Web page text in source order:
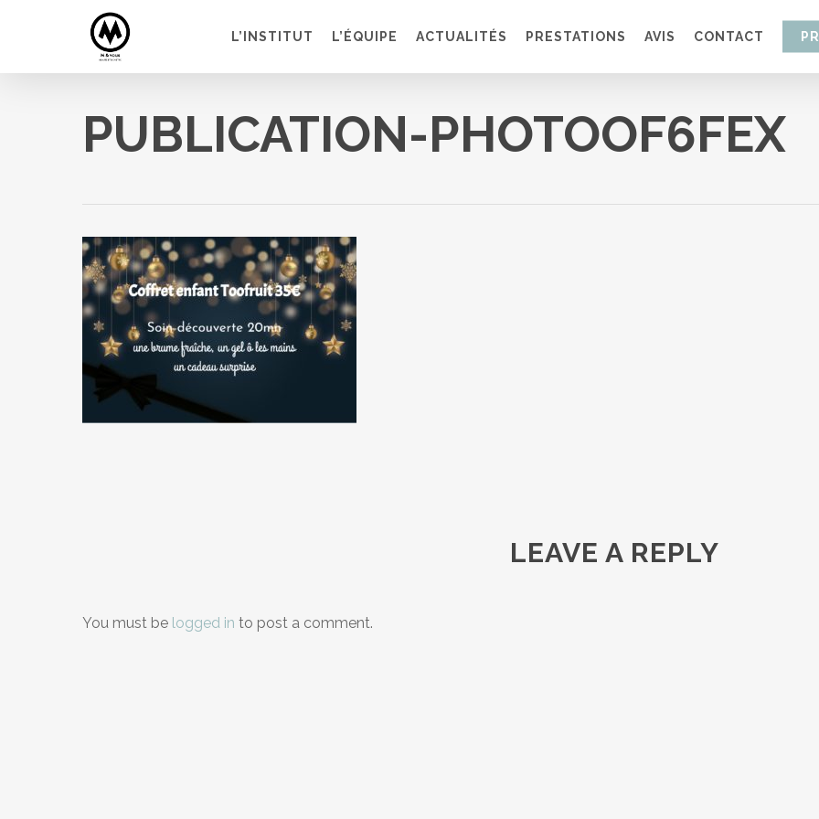
content
L’INSTITUT L’ÉQUIPE ACTUALITÉS PRESTATIONS AVIS CONTACT
PUBLICATION-PHOTOOF6FEX
LEAVE A REPLY
You must be logged in to post a comment.